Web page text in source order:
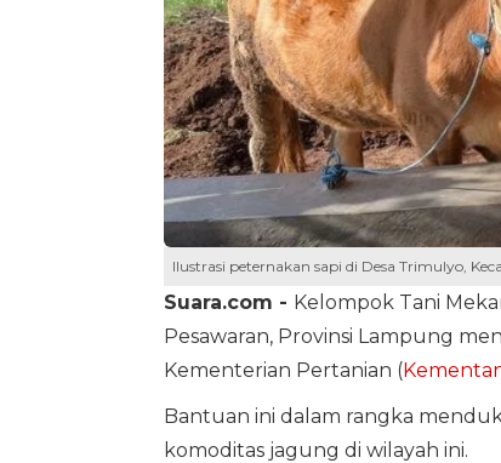
Ilustrasi peternakan sapi di Desa Trimulyo,
Suara.com - Kelompok Tani
Pesawaran, Provinsi Lampung
Kementerian Pertanian (
Bantuan ini dalam rangka
komoditas jagung di wilayah ini.